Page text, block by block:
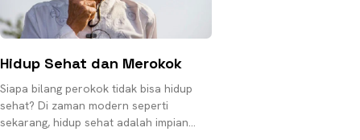
Hidup Sehat dan Merokok
Siapa bilang perokok tidak bisa hidup
sehat? Di zaman modern seperti
sekarang, hidup sehat adalah impian